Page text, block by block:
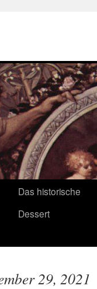
Das historische
Dessert
29, 2021